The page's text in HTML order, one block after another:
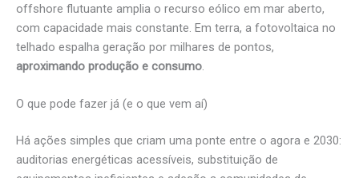
offshore flutuante amplia o recurso eólico em mar aberto,
com capacidade mais constante. Em terra, a fotovoltaica no
telhado espalha geração por milhares de pontos,
aproximando produção e consumo.
O que pode fazer já (e o que vem aí)
Há ações simples que criam uma ponte entre o agora e 2030:
auditorias energéticas acessíveis, substituição de